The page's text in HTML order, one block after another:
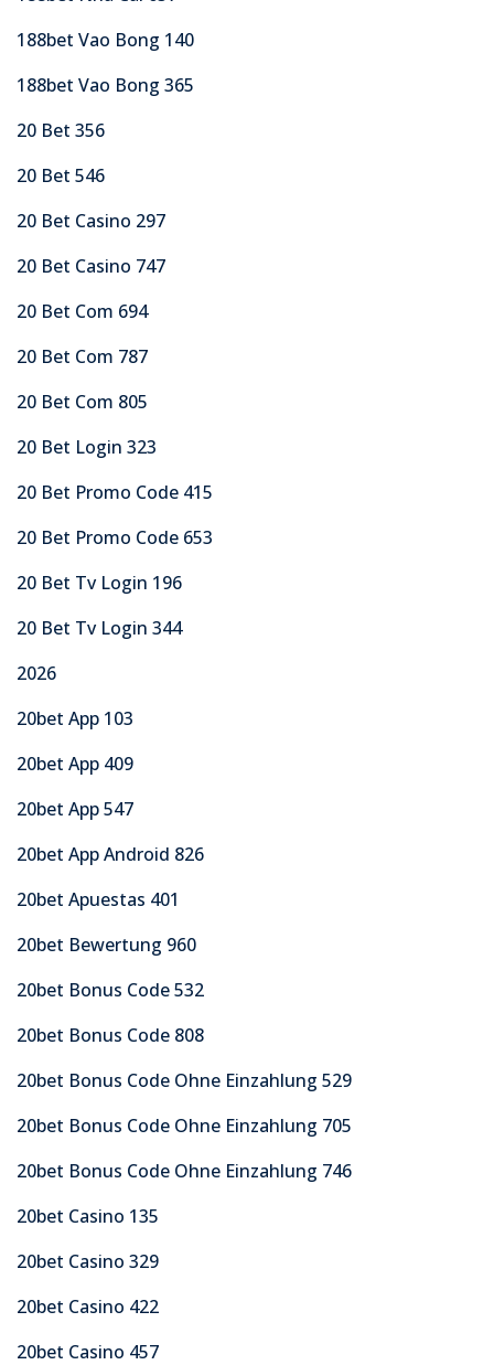
188bet Vao Bong 140
188bet Vao Bong 365
20 Bet 356
20 Bet 546
20 Bet Casino 297
20 Bet Casino 747
20 Bet Com 694
20 Bet Com 787
20 Bet Com 805
20 Bet Login 323
20 Bet Promo Code 415
20 Bet Promo Code 653
20 Bet Tv Login 196
20 Bet Tv Login 344
2026
20bet App 103
20bet App 409
20bet App 547
20bet App Android 826
20bet Apuestas 401
20bet Bewertung 960
20bet Bonus Code 532
20bet Bonus Code 808
20bet Bonus Code Ohne Einzahlung 529
20bet Bonus Code Ohne Einzahlung 705
20bet Bonus Code Ohne Einzahlung 746
20bet Casino 135
20bet Casino 329
20bet Casino 422
20bet Casino 457